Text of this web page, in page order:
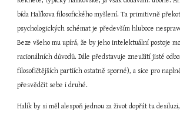
bída Halíkova filosofického myšlení. Ta primitivně
psychologických schémat je především hluboce
Beze všeho mu upírá, že by jeho intelektuální postoje
racionálních důvodů. Dále představuje zneužití jisté
filosofičtějších partiích ostatně sporné), a sice pro
přesvědčit sebe i druhé.
Halík by si měl alespoň jednou za život dopřát tu